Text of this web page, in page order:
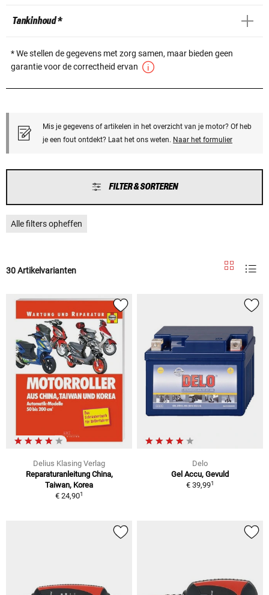
Tankinhoud *
* We stellen de gegevens met zorg samen, maar bieden geen
garantie voor de correctheid ervan
Mis je gegevens of artikelen in het overzicht van je motor? Of heb
je een fout ontdekt? Laat het ons weten. Naar het formulier
FILTER & SORTEREN
Alle filters opheffen
30 Artikelvarianten
Delius Klasing Verlag
Reparaturanleitung China,
Taiwan, Korea
€ 24,901
Delo
Gel Accu, Gevuld
€ 39,991